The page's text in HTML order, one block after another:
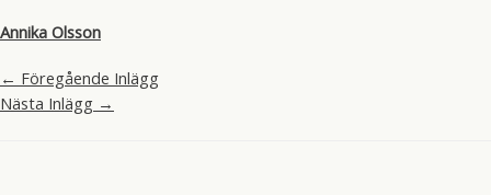
Annika Olsson
← Föregående Inlägg
Nästa Inlägg →